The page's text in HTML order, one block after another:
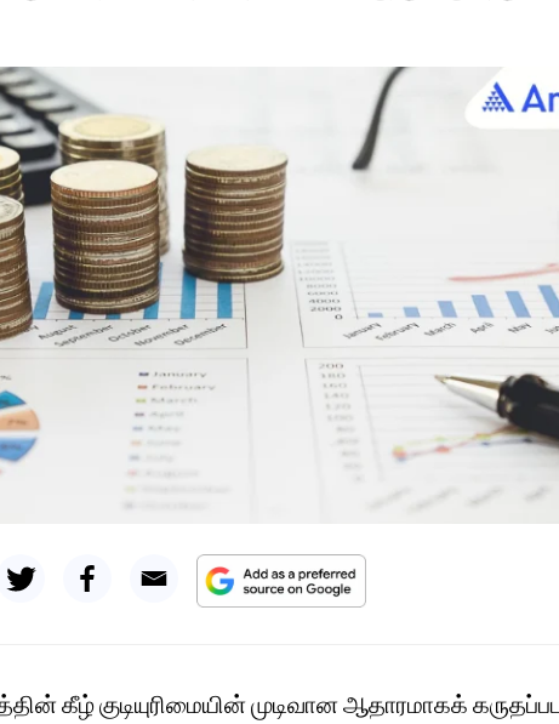
கீழ் குடியுரிமையின் முடிவான ஆதாரமாகக்